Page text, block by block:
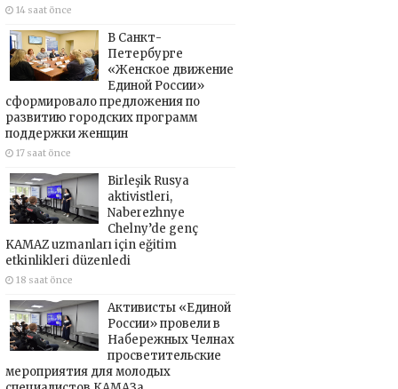
14 saat önce
В Санкт-
Петербурге
«Женское движение
Единой России»
сформировало предложения по
развитию городских программ
поддержки женщин
17 saat önce
Birleşik Rusya
aktivistleri,
Naberezhnye
Chelny’de genç
KAMAZ uzmanları için eğitim
etkinlikleri düzenledi
18 saat önce
Активисты «Единой
России» провели в
Набережных Челнах
просветительские
мероприятия для молодых